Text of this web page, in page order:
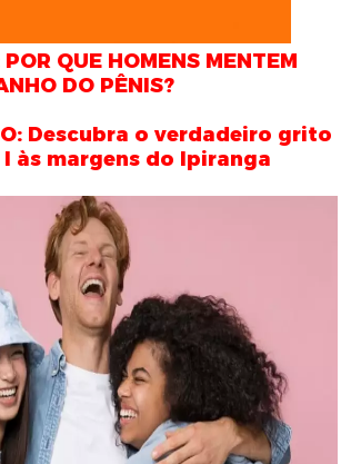
QUE HOMENS MENTEM
DO PÊNIS?
Descubra o verdadeiro grito
às margens do Ipiranga